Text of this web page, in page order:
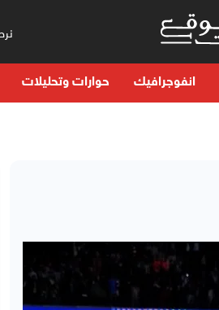
انفوجرافيك حوارات وتحليلات